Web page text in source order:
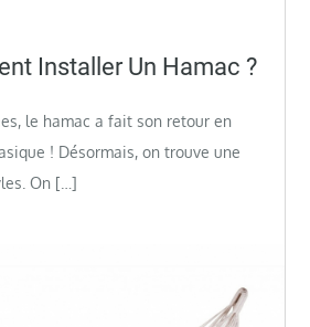
Installer Un Hamac ?
le hamac a fait son retour en
! Désormais, on trouve une
On […]